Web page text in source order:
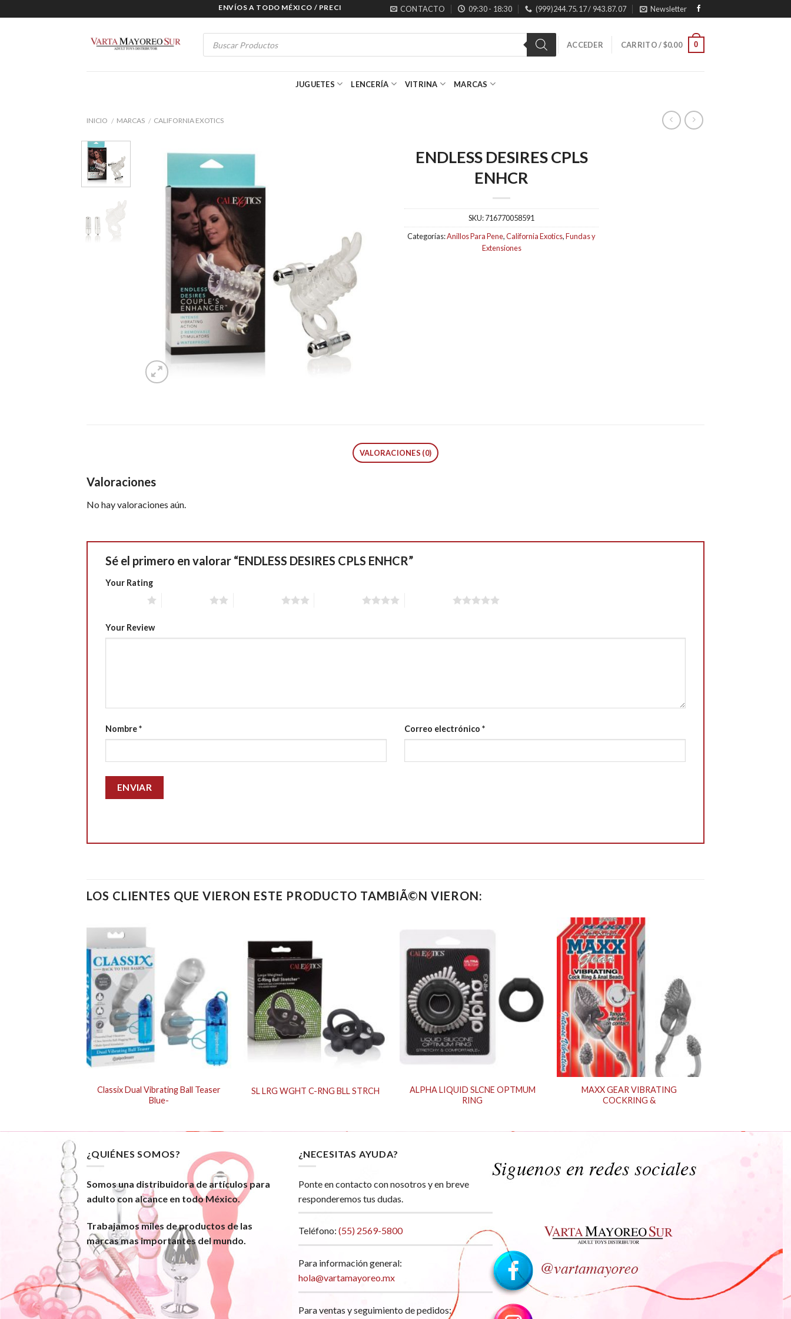
to
ENVÍOS A TODO MÉXICO / PRECIOS ESPECIALES PARA MAYORISTAS
CONTACTO 09:30 - 18:30 (999)244.75.17 / 943.87.07 Newsletter
Products
search
ACCEDER CARRITO /$0.00 0
JUGUETES LENCERÍA VITRINA MARCAS
INICIO / MARCAS / CALIFORNIA EXOTICS
ENDLESS DESIRES CPLS
ENHCR
SKU:716770058591
Categorías:Anillos Para Pene,California Exotics,Fundas y
Extensiones
VALORACIONES (0)
Valoraciones
No hay valoraciones aún.
Sé el primero en valorar “ENDLESS DESIRES CPLS ENHCR”
Your Rating
Your Review
Nombre* Correo electrónico *
LOS CLIENTES QUE VIERON ESTE PRODUCTO TAMBIÃ©N VIERON:
Classix Dual Vibrating Ball Teaser
Blue-
SL LRG WGHT C-RNG BLL STRCH
ALPHA LIQUID SLCNE OPTMUM
RING
MAXX GEAR VIBRATING
COCKRING &
¿QUIÉNES SOMOS?
Somos una distribuidora de artículos para
adulto con alcance en todo México.
Trabajamos miles de productos de las
marcas mas importantes del mundo.
¿NECESITAS AYUDA?
Ponte en contacto con nosotros y en breve
responderemos tus dudas.
Teléfono: (55) 2569-5800
Para información general:
hola@vartamayoreo.mx
Para ventas y seguimiento de pedidos: